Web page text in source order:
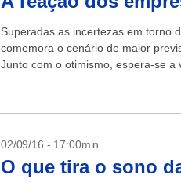
Superadas as incertezas em torno
comemora o cenário de maior
Junto com o otimismo, espera-se a
02/09/16 - 17:00min
O que tira o sono